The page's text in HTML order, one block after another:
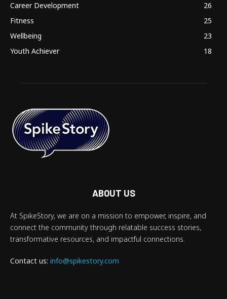
Career Development
26
Fitness
25
Wellbeing
23
Youth Achiever
18
ABOUT US
At SpikeStory, we are on a mission to empower, inspire, and
connect the community through relatable success stories,
transformative resources, and impactful connections.
Contact us: info@spikestory.com